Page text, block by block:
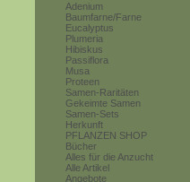
Adenium
Baumfarne/Farne
Eucalyptus
Plumeria
Hibiskus
Passiflora
Musa
Proteen
Samen-Raritäten
Gekeimte Samen
Samen-Sets
Herkunft
PFLANZEN SHOP
Bücher
Alles für die Anzucht
Alle Artikel
Angebote